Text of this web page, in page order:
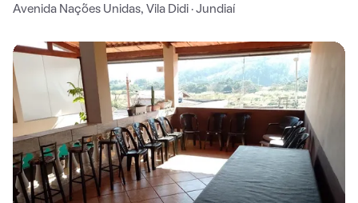
Avenida Nações Unidas, Vila Didi · Jundiaí